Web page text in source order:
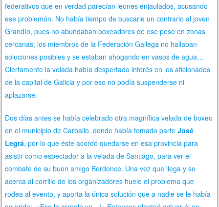
federativos que en verdad parecían leones enjaulados, acusando
ese problemón. No había tiempo de buscarle un contrario al joven
Grandío, pues no abundaban boxeadores de ese peso en zonas
cercanas; los miembros de la Federación Gallega no hallaban
soluciones posibles y se estaban ahogando en vasos de agua…
Ciertamente la velada había despertado interés en los aficionados
de la capital de Galicia y por eso no podía suspenderse ni
aplazarse.
Dos días antes se había celebrado otra magnífica velada de boxeo
en el municipio de Carballo, donde había tomado parteJosé
Legrá, por lo que éste acordó quedarse en esa provincia para
asistir como espectador a la velada de Santiago, para ver el
combate de su buen amigo Berdonce. Una vez que llega y se
acerca al corrillo de los organizadores huele el problema que
rodea al evento, y aporta la única solución que a nadie se le había